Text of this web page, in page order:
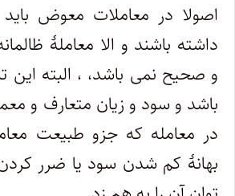
اصولا در معاملات معوض
داشته باشند و الا معاملۀ
و صحیح نمی باشد، ، البته این
باشد و سود و زیان متعارف و
در معامله که جزو طبیعت
بهانۀ کم شدن سود یا ضرر